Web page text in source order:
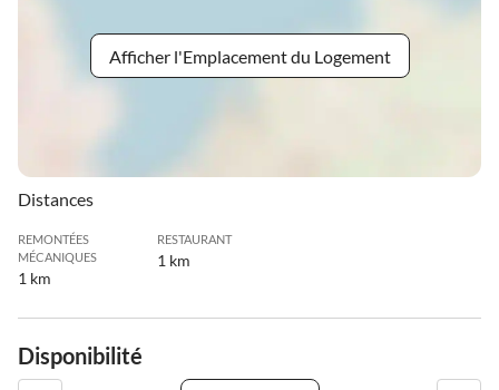
Afficher l'Emplacement du Logement
Distances
REMONTÉES
MÉCANIQUES
1 km
RESTAURANT
1 km
Disponibilité